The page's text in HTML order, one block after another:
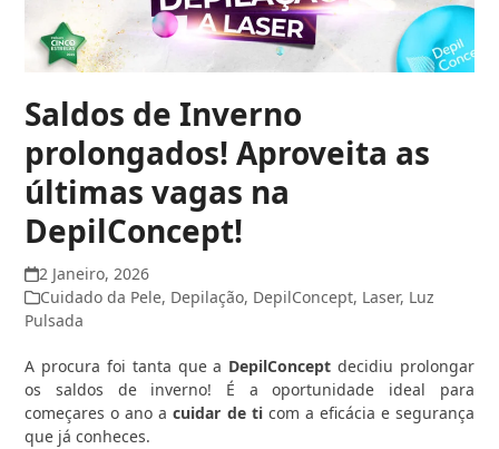
Saldos de Inverno
prolongados! Aproveita as
últimas vagas na
DepilConcept!
2 Janeiro, 2026
Cuidado da Pele, Depilação, DepilConcept, Laser, Luz
Pulsada
A procura foi tanta que a DepilConcept decidiu prolongar
os saldos de inverno! É a oportunidade ideal para
começares o ano acuidar de ticom a eficácia e segurança
que já conheces.